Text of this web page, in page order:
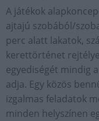
A játékok
ajtajú szobából/
perc alatt lakatok,
kerettörténet
egyediségét mindig
adja. Egy közös
izgalmas feladatok
minden helyszínen